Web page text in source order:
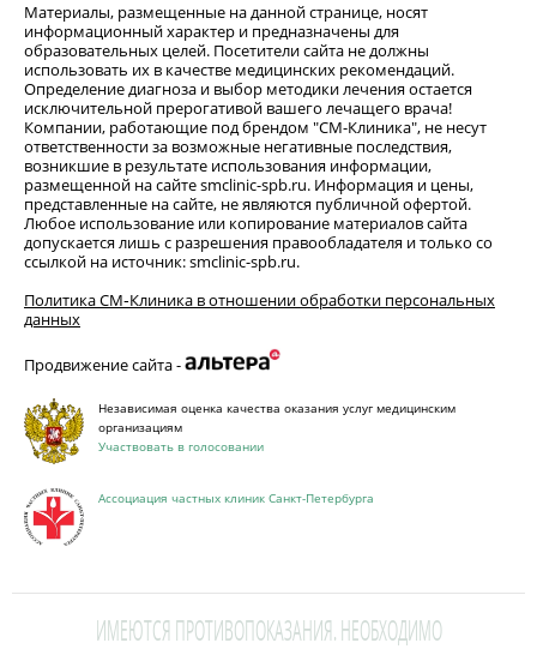
Материалы, размещенные на данной странице, носят
информационный характер и предназначены для
образовательных целей. Посетители сайта не должны
использовать их в качестве медицинских рекомендаций.
Определение диагноза и выбор методики лечения остается
исключительной прерогативой вашего лечащего врача!
Компании, работающие под брендом "СМ-Клиника", не несут
ответственности за возможные негативные последствия,
возникшие в результате использования информации,
размещенной на сайте smclinic-spb.ru. Информация и цены,
представленные на сайте, не являются публичной офертой.
Любое использование или копирование материалов сайта
допускается лишь с разрешения правообладателя и только со
ссылкой на источник: smclinic-spb.ru.
Политика СМ‑Клиника в отношении обработки персональных
данных
Продвижение сайта -
Независимая оценка качества оказания услуг медицинским
организациям
Участвовать в голосовании
Ассоциация частных клиник Санкт-Петербурга
ИМЕЮТСЯ ПРОТИВОПОКАЗАНИЯ. НЕОБХОДИМО